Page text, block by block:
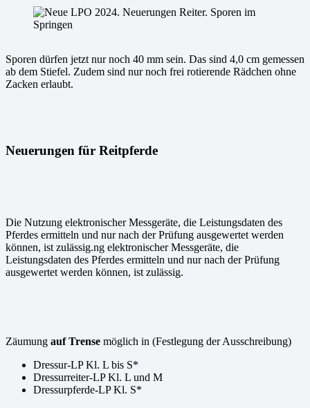
Sporen dürfen jetzt nur noch 40 mm sein. Das sind 4,0 cm gemessen
ab dem Stiefel. Zudem sind nur noch frei rotierende Rädchen ohne
Zacken erlaubt.
Neuerungen für Reitpferde
Die Nutzung elektronischer Messgeräte, die Leistungsdaten des
Pferdes ermitteln und nur nach der Prüfung ausgewertet werden
können, ist zulässig.ng elektronischer Messgeräte, die
Leistungsdaten des Pferdes ermitteln und nur nach der Prüfung
ausgewertet werden können, ist zulässig.
Zäumung auf Trense möglich in (Festlegung der Ausschreibung)
Dressur-LP Kl. L bis S*
Dressurreiter-LP Kl. L und M
Dressurpferde-LP Kl. S*